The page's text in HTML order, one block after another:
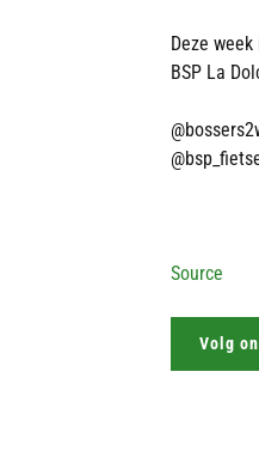
Deze
BSP La
Source
Volg